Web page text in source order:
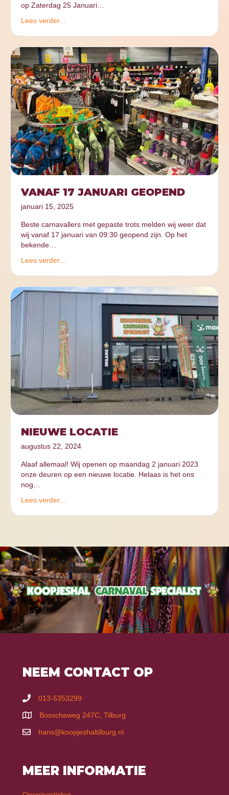
op Zaterdag 25 Januari…
Lees verder...
VANAF 17 JANUARI GEOPEND
januari 15, 2025
Beste carnavallers met gepaste trots melden wij weer dat
wij vanaf 17 januari van 09:30 geopend zijn. Op het
bekende…
Lees verder...
NIEUWE LOCATIE
augustus 22, 2024
Alaaf allemaal! Wij openen op maandag 2 januari 2023
onze deuren op een nieuwe locatie. Helaas is het ons
nog…
Lees verder...
NEEM CONTACT OP
013-5353299
Bosscheweg 247C, Tilburg
hans@koopjeshaltilburg.nl
MEER INFORMATIE